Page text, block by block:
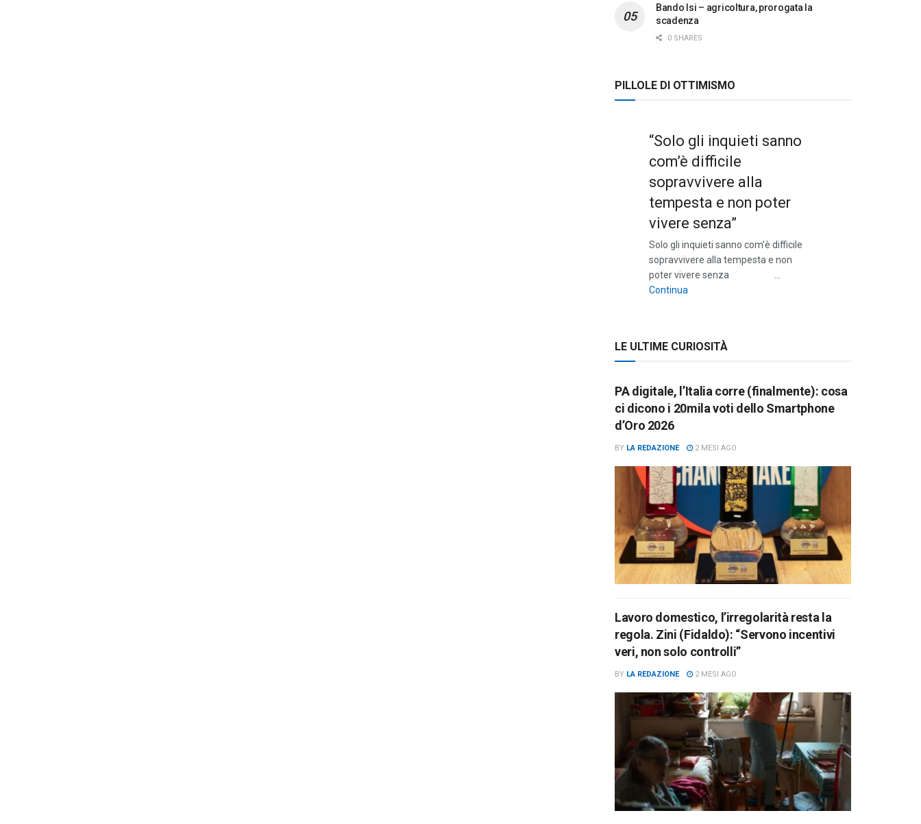
Bando Isi – agricoltura, prorogata la
scadenza
0 SHARES
PILLOLE DI OTTIMISMO
“Solo gli inquieti sanno
com’è difficile
sopravvivere alla
tempesta e non poter
vivere senza”
Solo gli inquieti sanno com’è difficile
sopravvivere alla tempesta e non
poter vivere senza …
Continua
LE ULTIME CURIOSITÀ
PA digitale, l’Italia corre (finalmente): cosa
ci dicono i 20mila voti dello Smartphone
d’Oro 2026
BY LA REDAZIONE 2 MESI AGO
Lavoro domestico, l’irregolarità resta la
regola. Zini (Fidaldo): “Servono incentivi
veri, non solo controlli”
BY LA REDAZIONE 2 MESI AGO